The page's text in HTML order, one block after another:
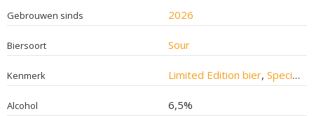
Gebrouwen sinds 2026
Biersoort Sour
Kenmerk Limited Edition bier, Speciaalbier
Alcohol 6,5%